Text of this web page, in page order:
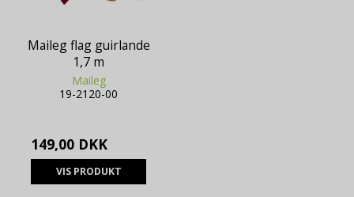
Maileg flag guirlande
1,7 m
Maileg
19-2120-00
149,00 DKK
VIS PRODUKT